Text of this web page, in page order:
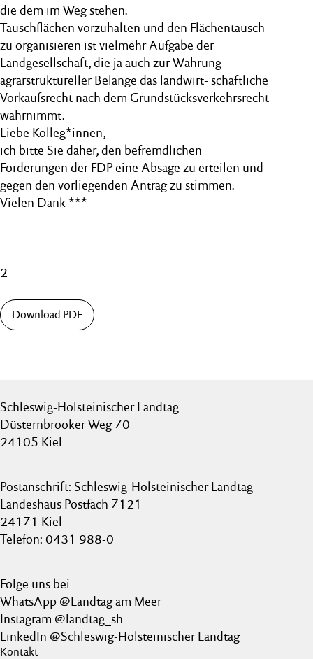
die dem im Weg stehen.
Tauschflächen vorzuhalten und den Flächentausch
zu organisieren ist vielmehr Aufgabe der
Landgesellschaft, die ja auch zur Wahrung
agrarstruktureller Belange das landwirt- schaftliche
Vorkaufsrecht nach dem Grundstücksverkehrsrecht
wahrnimmt.
Liebe Kolleg*innen,
ich bitte Sie daher, den befremdlichen
Forderungen der FDP eine Absage zu erteilen und
gegen den vorliegenden Antrag zu stimmen.
Vielen Dank ***
2
Download PDF
Schleswig-Holsteinischer Landtag
Düsternbrooker Weg 70
24105 Kiel
Postanschrift: Schleswig-Holsteinischer Landtag
Landeshaus Postfach 7121
24171 Kiel
Telefon: 0431 988-0
Folge uns bei
WhatsApp @Landtag am Meer
Instagram @landtag_sh
LinkedIn @Schleswig-Holsteinischer Landtag
Kontakt